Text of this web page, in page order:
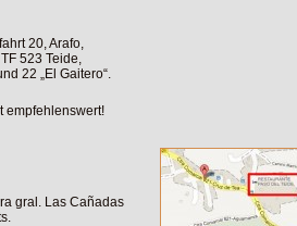
20, Arafo,
523 Teide,
22 „El Gaitero“.
empfehlenswert!
gral. Las Cañadas